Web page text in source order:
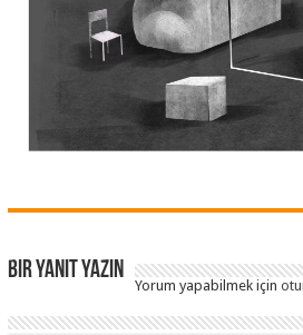
Bir yanıt yazın
Yorum yapabilmek için